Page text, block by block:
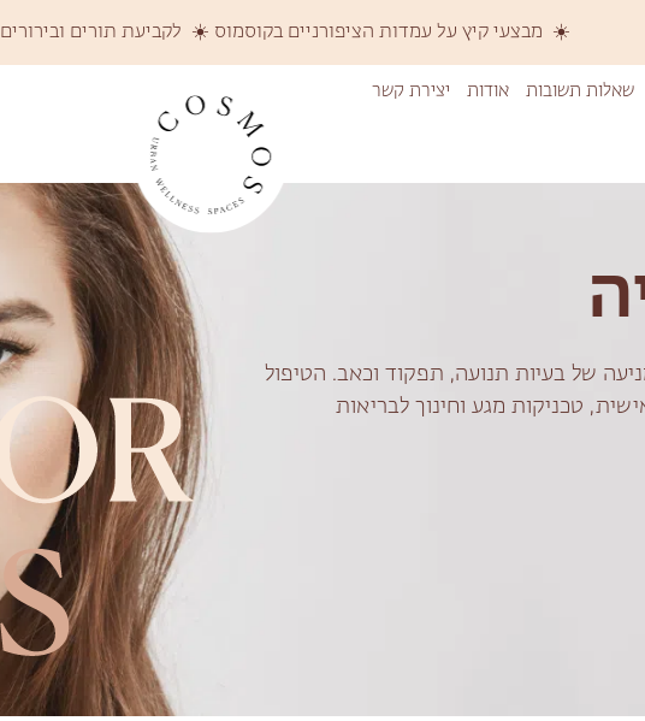
☀️ מבצעי קיץ על עמדות הציפורניים בקוסמוס ☀️ לקביעת תורים ובירורים 058-6206688 ☀️
שאלות תשובות אודות יצירת קשר
של בעיות תנועה, תפקוד וכאב. הטיפול
טכניקות מגע וחינוך לבריאות